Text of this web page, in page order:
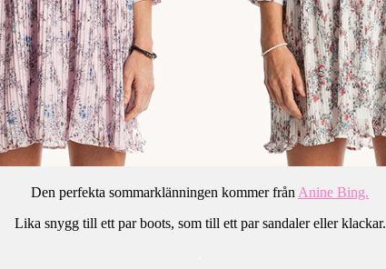
Den perfekta sommarklänningen kommer från Anine Bing.
Lika snygg till ett par boots, som till ett par sandaler eller klackar.